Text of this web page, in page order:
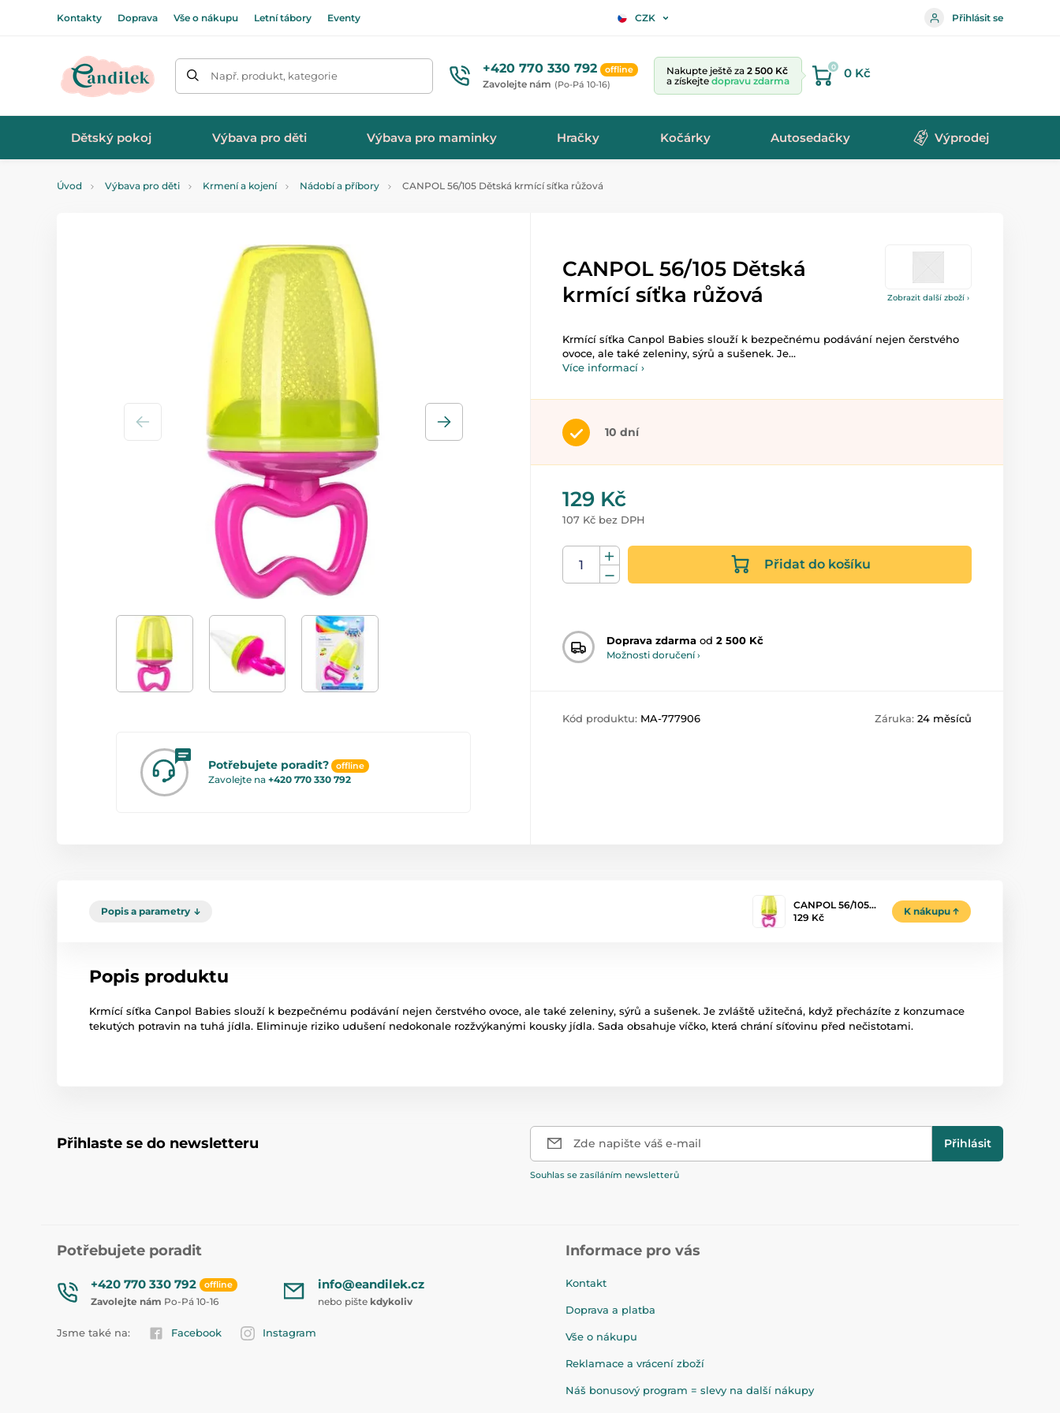
Kontakty Doprava Vše o nákupu Letní tábory Eventy CZK Přihlásit se
Např. produkt, kategorie +420 770 330 792 offline
Zavolejte nám (Po-Pá 10-16)
Nakupte ještě za 2 500 Kč
a získejte dopravu zdarma
0 0 Kč
Dětský pokoj Výbava pro děti Výbava pro maminky Hračky Kočárky Autosedačky Výprodej
Úvod Výbava pro děti Krmení a kojení Nádobí a příbory CANPOL 56/105 Dětská krmící síťka růžová
Zobrazit další zboží ›
Potřebujete poradit? offline
Zavolejte na +420 770 330 792
CANPOL 56/105 Dětská
krmící síťka růžová
Krmící síťka Canpol Babies slouží k bezpečnému podávání nejen čerstvého
ovoce, ale také zeleniny, sýrů a sušenek. Je...
Více informací ›
10 dní
129 Kč
107 Kč bez DPH
Přidat do košíku
Doprava zdarma od 2 500 Kč
Možnosti doručení ›
Kód produktu: MA-777906 Záruka: 24 měsíců
Popis a parametry
CANPOL 56/105…
129 Kč
K nákupu
Popis produktu
Krmící síťka Canpol Babies slouží k bezpečnému podávání nejen čerstvého ovoce, ale také zeleniny, sýrů a sušenek. Je zvláště užitečná, když přecházíte z konzumace
tekutých potravin na tuhá jídla. Eliminuje riziko udušení nedokonale rozžvýkanými kousky jídla. Sada obsahuje víčko, která chrání síťovinu před nečistotami.
Přihlaste se do newsletteru Zde napište váš e-mail Přihlásit
Souhlas se zasíláním newsletterů
Potřebujete poradit
+420 770 330 792 offline
Zavolejte nám Po-Pá 10-16
info@eandilek.cz
nebo pište kdykoliv
Jsme také na: Facebook Instagram
Informace pro vás
Kontakt
Doprava a platba
Vše o nákupu
Reklamace a vrácení zboží
Náš bonusový program = slevy na další nákupy